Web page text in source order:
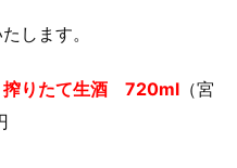
します。
りたて生酒 720ml （宮